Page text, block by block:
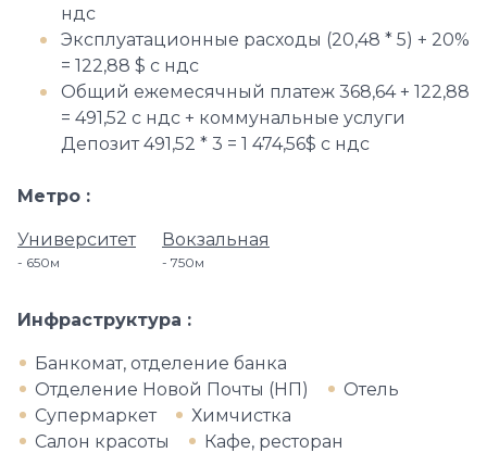
ндс
Эксплуатационные расходы (20,48 * 5) + 20%
= 122,88 $ с ндс
Общий ежемесячный платеж 368,64 + 122,88
= 491,52 с ндс + коммунальные услуги
Депозит 491,52 * 3 = 1 474,56$ с ндс
Метро
Университет
650м
Вокзальная
750м
Инфраструктура
Банкомат, отделение банка
Отделение Новой Почты (НП)
Отель
Супермаркет
Химчистка
Салон красоты
Кафе, ресторан